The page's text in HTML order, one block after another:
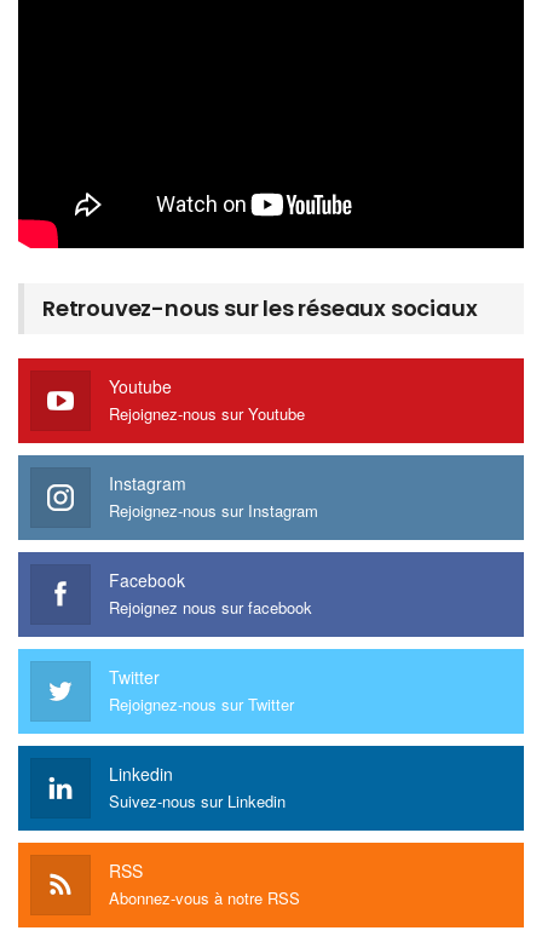
Retrouvez-nous sur les réseaux sociaux
Youtube
Rejoignez-nous sur Youtube
Instagram
Rejoignez-nous sur Instagram
Facebook
Rejoignez nous sur facebook
Twitter
Rejoignez-nous sur Twitter
Linkedin
Suivez-nous sur Linkedin
RSS
Abonnez-vous à notre RSS